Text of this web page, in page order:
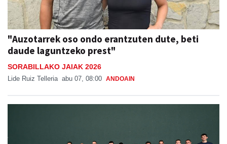
"Auzotarrek oso ondo erantzuten dute, beti
daude laguntzeko prest"
SORABILLAKO JAIAK 2026
Lide Ruiz Telleria abu 07, 08:00 ANDOAIN